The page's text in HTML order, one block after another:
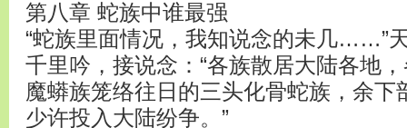
第八章 蛇族中谁最强
“蛇族里面情况，我知说念的未几……”
千里吟，接说念：“各族散居大陆各地
魔蟒族笼络往日的三头化骨蛇族，余下
少许投入大陆纷争。”